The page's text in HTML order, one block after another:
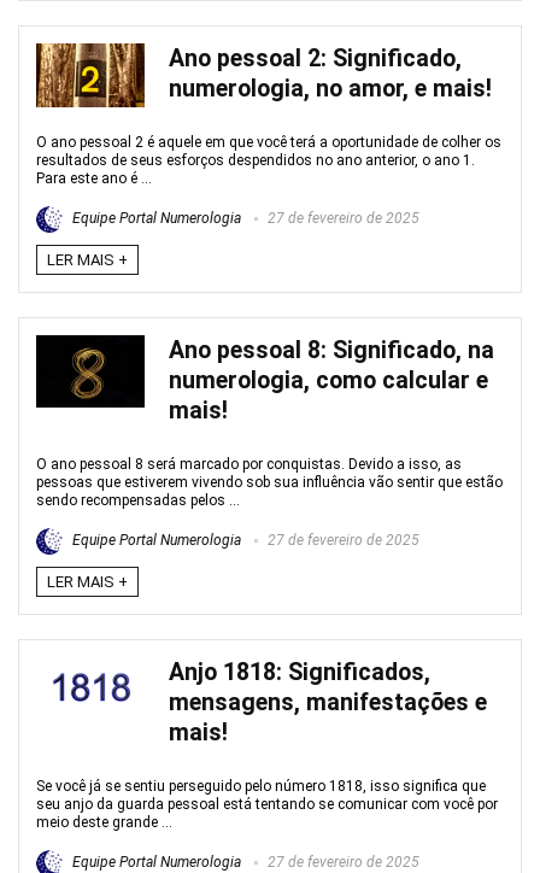
Ano pessoal 2: Significado,
numerologia, no amor, e mais!
O ano pessoal 2 é aquele em que você terá a oportunidade de colher os
resultados de seus esforços despendidos no ano anterior, o ano 1.
Para este ano é ...
Equipe Portal Numerologia 27 de fevereiro de 2025
LER MAIS +
Ano pessoal 8: Significado, na
numerologia, como calcular e
mais!
O ano pessoal 8 será marcado por conquistas. Devido a isso, as
pessoas que estiverem vivendo sob sua influência vão sentir que estão
sendo recompensadas pelos ...
Equipe Portal Numerologia 27 de fevereiro de 2025
LER MAIS +
Anjo 1818: Significados,
mensagens, manifestações e
mais!
Se você já se sentiu perseguido pelo número 1818, isso significa que
seu anjo da guarda pessoal está tentando se comunicar com você por
meio deste grande ...
Equipe Portal Numerologia 27 de fevereiro de 2025